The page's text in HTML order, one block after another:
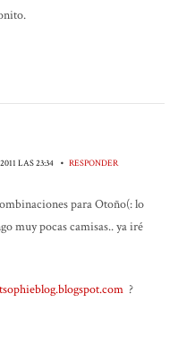
LAS 23:34 • RESPONDER
para Otoño(: lo
muy pocas camisas.. ya iré
?